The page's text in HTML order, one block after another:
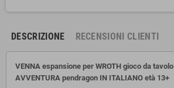
DESCRIZIONE RECENSIONI CLIENTI
VENNA espansione per WROTH gioco da tavolo
AVVENTURA pendragon IN ITALIANO età 13+